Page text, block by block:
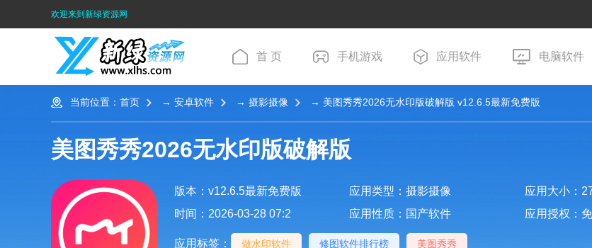
欢迎来到新绿资源网
首 页 手机游戏 应用软件 电脑软件
当前位置： 首页 → 安卓软件 → 摄影摄像 → 美图秀秀2026无水印版破解版 v12.6.5最新免费版
美图秀秀2026无水印版破解版
版本：v12.6.5最新免费版 应用类型：摄影摄像
应用大小：
时间：2026-03-28 07:2
应用性质：国产软件 应用授权：
应用标签： 做水印软件 修图软件排行榜 美图秀秀